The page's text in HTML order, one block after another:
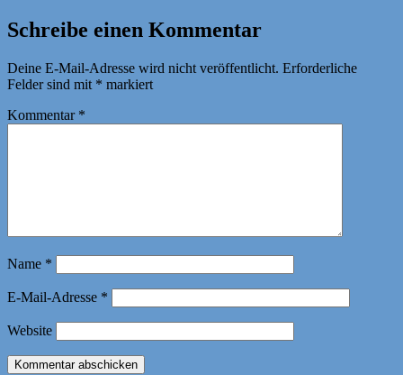
Schreibe einen Kommentar
Deine E-Mail-Adresse wird nicht veröffentlicht. Erforderliche
Felder sind mit * markiert
Kommentar *
Name *
E-Mail-Adresse *
Website